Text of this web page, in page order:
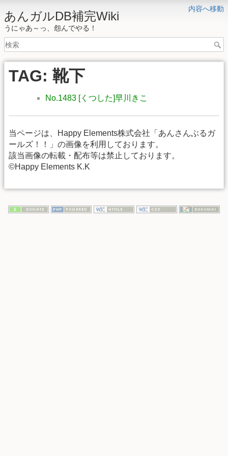
内容へ移動
あんガルDB補完Wiki
うにゃあ～っ、怨んでやる！
TAG: 靴下
No.1483 [くつした]早川きこ
当ページは、Happy Elements株式会社「あんさんぶるガ
ールズ！！」の画像を利用しております。
該当画像の転載・配布等は禁止しております。
©Happy Elements K.K